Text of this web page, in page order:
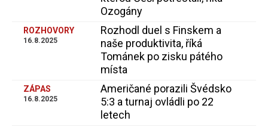
Ozogány
ROZHOVORY
16.8.2025
Rozhodl duel s Finskem a
naše produktivita, říká
Tománek po zisku pátého
místa
ZÁPAS
16.8.2025
Američané porazili Švédsko
5:3 a turnaj ovládli po 22
letech